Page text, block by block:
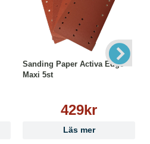
Sanding Paper Activa Edge
Maxi 5st
429kr
Läs mer